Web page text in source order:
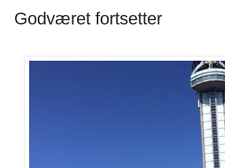
Godværet fortsetter